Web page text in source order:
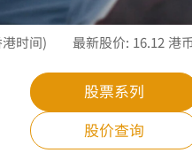
股票系列
股价查询